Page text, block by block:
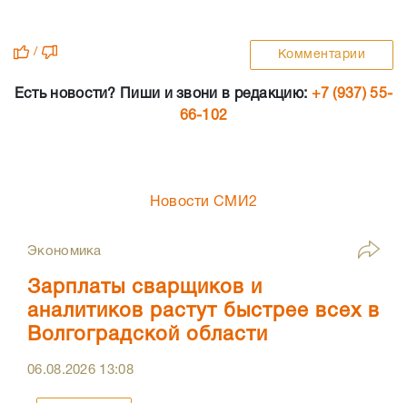
/ Комментарии
Есть новости? Пиши и звони в редакцию: +7 (937) 55-
66-102
Новости СМИ2
Экономика
Зарплаты сварщиков и
аналитиков растут быстрее всех в
Волгоградской области
06.08.2026 13:08